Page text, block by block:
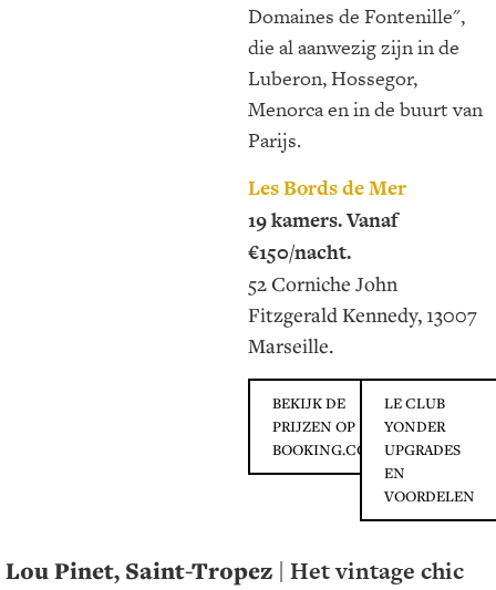
Domaines de Fontenille",
die al aanwezig zijn in de
Luberon, Hossegor,
Menorca en in de buurt van
Parijs.
Les Bords de Mer
19 kamers. Vanaf
€150/nacht.
52 Corniche John
Fitzgerald Kennedy, 13007
Marseille.
BEKIJK DE
PRIJZEN OP
BOOKING.COM
LE CLUB
YONDER
UPGRADES
EN
VOORDELEN
Lou Pinet, Saint-Tropez | Het vintage chic